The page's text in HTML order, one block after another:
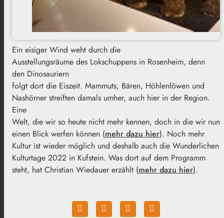
Ein eisiger Wind weht durch die
Ausstellungsräume des Lokschuppens in Rosenheim, denn
den Dinosauriern
folgt dort die Eiszeit. Mammuts, Bären, Höhlenlöwen und
Nashörner streiften damals umher, auch hier in der Region.
Eine
Welt, die wir so heute nicht mehr kennen, doch in die wir nun
einen Blick werfen können (mehr dazu hier). Noch mehr
Kultur ist wieder möglich und deshalb auch die Wunderlichen
Kulturtage 2022 in Kufstein. Was dort auf dem Programm
steht, hat Christian Wiedauer erzählt (mehr dazu hier).